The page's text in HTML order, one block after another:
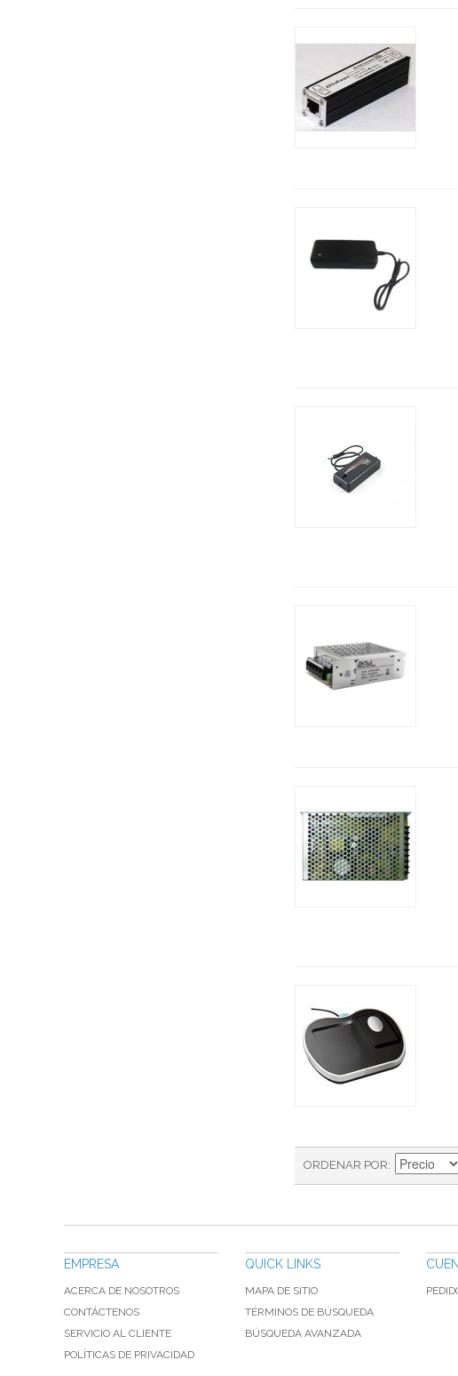
ORDENAR POR
EMPRESA
ACERCA DE NOSOTROS
CONTÁCTENOS
SERVICIO AL CLIENTE
POLÍTICAS DE PRIVACIDAD
QUICK LINKS
MAPA DE SITIO
TÉRMINOS DE BÚSQUEDA
BÚSQUEDA AVANZADA